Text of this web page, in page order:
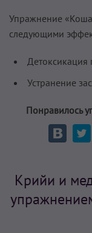
Упражнение
следующими
Детоксикация
Устранение
Понравилось
Крийи и